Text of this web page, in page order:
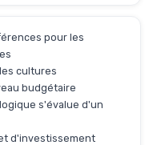
pour les
cultures
budgétaire
s'évalue d'un
d'investissement